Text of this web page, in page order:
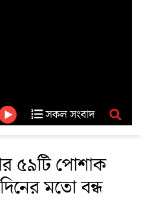
সকল সংবাদ
৫৯টি পোশাক
মতো বন্ধ